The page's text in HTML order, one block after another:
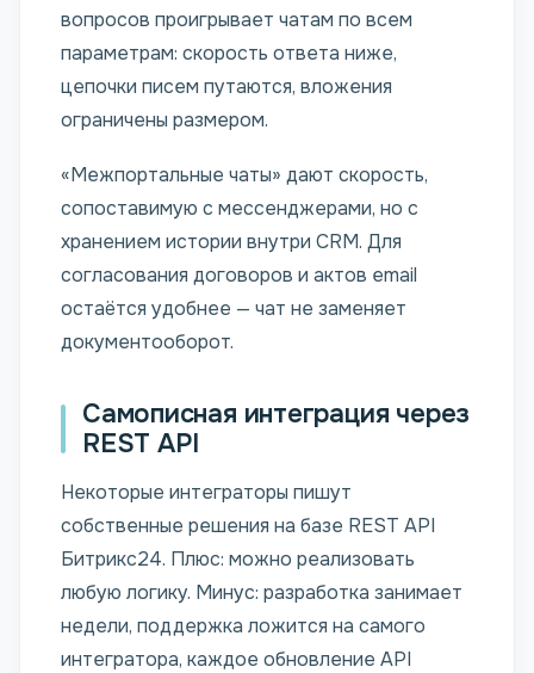
вопросов проигрывает чатам по всем
параметрам: скорость ответа ниже,
цепочки писем путаются, вложения
ограничены размером.
«Межпортальные чаты» дают скорость,
сопоставимую с мессенджерами, но с
хранением истории внутри CRM. Для
согласования договоров и актов email
остаётся удобнее — чат не заменяет
документооборот.
Самописная интеграция через
REST API
Некоторые интеграторы пишут
собственные решения на базе REST API
Битрикс24. Плюс: можно реализовать
любую логику. Минус: разработка занимает
недели, поддержка ложится на самого
интегратора, каждое обновление API